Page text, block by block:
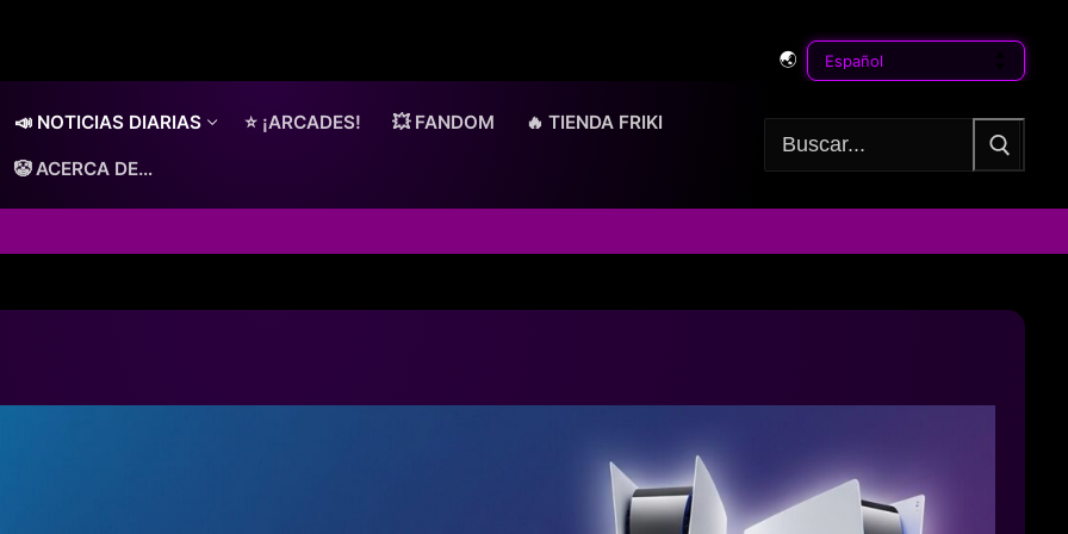
🌏
📣 NOTICIAS DIARIAS ⭐ ¡ARCADES! 💥 FANDOM 🔥 TIENDA FRIKI
🤡 ACERCA DE…
Buscar: